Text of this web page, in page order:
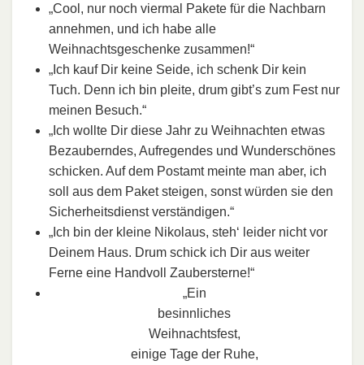
„Cool, nur noch viermal Pakete für die Nachbarn
annehmen, und ich habe alle
Weihnachtsgeschenke zusammen!“
„Ich kauf Dir keine Seide, ich schenk Dir kein
Tuch. Denn ich bin pleite, drum gibt’s zum Fest nur
meinen Besuch.“
„Ich wollte Dir diese Jahr zu Weihnachten etwas
Bezauberndes, Aufregendes und Wunderschönes
schicken. Auf dem Postamt meinte man aber, ich
soll aus dem Paket steigen, sonst würden sie den
Sicherheitsdienst verständigen.“
„Ich bin der kleine Nikolaus, steh‘ leider nicht vor
Deinem Haus. Drum schick ich Dir aus weiter
Ferne eine Handvoll Zaubersterne!“
„Ein
besinnliches
Weihnachtsfest,
einige Tage der Ruhe,